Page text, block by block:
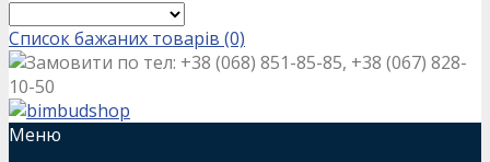
Список бажаних товарів (0)
Замовити по тел: +38 (068) 851-85-85, +38 (067) 828-
10-50
Меню